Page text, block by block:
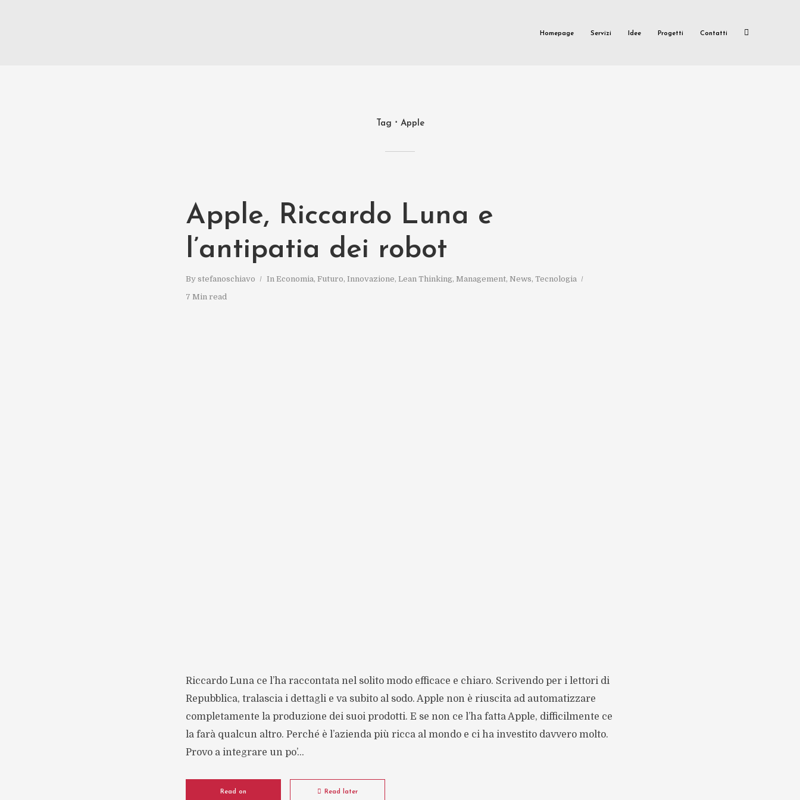
Homepage Servizi Idee Progetti Contatti
Tag Apple
Apple, Riccardo Luna e
l’antipatia dei robot
By stefanoschiavo In Economia, Futuro, Innovazione, Lean Thinking, Management, News, Tecnologia
7 Min read
Riccardo Luna ce l’ha raccontata nel solito modo efficace e chiaro. Scrivendo per i lettori di
Repubblica, tralascia i dettagli e va subito al sodo. Apple non è riuscita ad automatizzare
completamente la produzione dei suoi prodotti. E se non ce l’ha fatta Apple, difficilmente ce
la farà qualcun altro. Perché è l’azienda più ricca al mondo e ci ha investito davvero molto.
Provo a integrare un po’...
Read on Read later